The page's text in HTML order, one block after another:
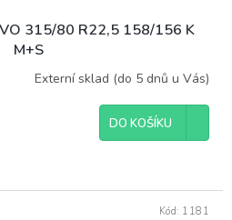
315/80 R22,5 158/156 K
M+S
Externí sklad (do 5 dnů u Vás)
DO KOŠÍKU
Kód: 1181